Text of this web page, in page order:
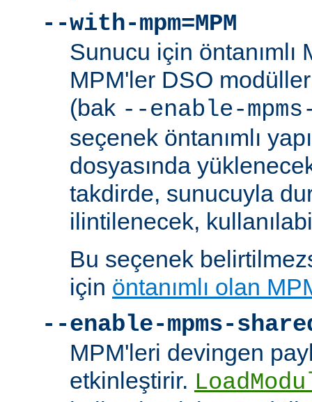
--with-mpm=MPM
Sunucu için öntanımlı
MPM'ler DSO
(bak --enable-
seçenek öntanımlı
dosyasında
takdirde, sunucuyla
ilintilenecek,
Bu seçenek
için öntanımlı olan
--enable-mpms-
MPM'leri devingen
etkinleştirir.